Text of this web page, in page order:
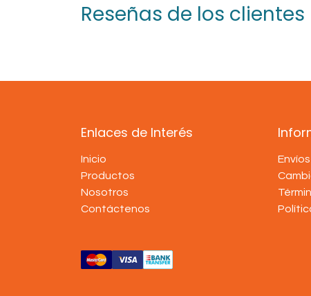
Reseñas de los clientes
Enlaces de Interés
Inicio
Productos
Nosotros
Contáctenos
Envíos